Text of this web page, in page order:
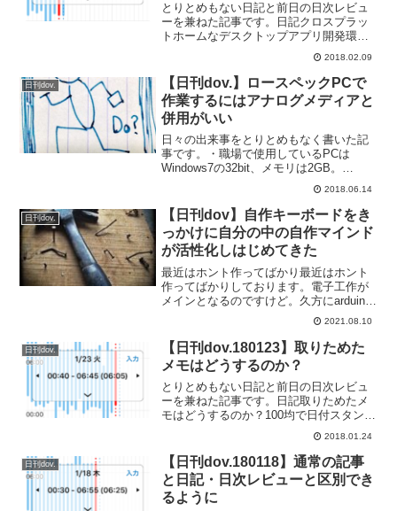
とりとめもない日記と前日の日次レビュ
ーを兼ねた記事です。日記クロスプラッ
トホームなデスクトップアプリ開発環境
が気になるjavaFxの勉強もかねてデスク
トップアプリを作成しております。デス
クトップアプリの開発にはjavaFx以外に
もいろいろと...
2018.02.09
日刊dov.
【日刊dov.】ロースペックPCで
作業するにはアナログメディアと
併用がいい
日々の出来事をとりとめもなく書いた記
事です。・職場で使用しているPCは
Windows7の32bit、メモリは2GB。
Chromeで調べものして、TaskChute用に
Excel使用して、PowerPointで資料作成し
て、PDFのマニュアル...
2018.06.14
日刊dov.
【日刊dov】自作キーボードをき
っかけに自分の中の自作マインド
が活性化しはじめてきた
最近はホント作ってばかり最近はホント
作ってばかりしております。電子工作が
メインとなるのですけど。久方にarduino
unoを引っ張り出してきて感を取り戻そう
とLEDをチカチカさせて遊んでみたり。
arduino互換機を購入してきていろいろ
と...
2021.08.10
日刊dov.
【日刊dov.180123】取りためた
メモはどうするのか？
とりとめもない日記と前日の日次レビュ
ーを兼ねた記事です。日記取りためたメ
モはどうするのか？100均で日付スタンプ
を購入してきて以来、メモを取るのが楽
しくなってまいりました。毎日1ページは
メモを取っていて。毎日メモを取り続け
たら使用済みのメモ...
2018.01.24
日刊dov.
【日刊dov.180118】通常の記事
と日記・日次レビューと区別でき
るように